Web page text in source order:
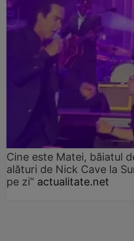
Cine este Matei, băiatul
alături de Nick Cave la
pe zi” actualitate.net